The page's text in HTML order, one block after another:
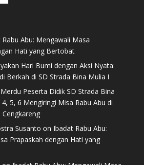
Rabu Abu: Mengawali Masa
Hati yang Bertobat
Hari Bumi dengan Aksi Nyata:
Berkah di SD Strada Bina Mulia I
Peserta Didik SD Strada Bina
5, 6 Mengiringi Misa Rabu Abu di
Susanto on Ibadat Rabu Abu:
Prapaskah dengan Hati yang